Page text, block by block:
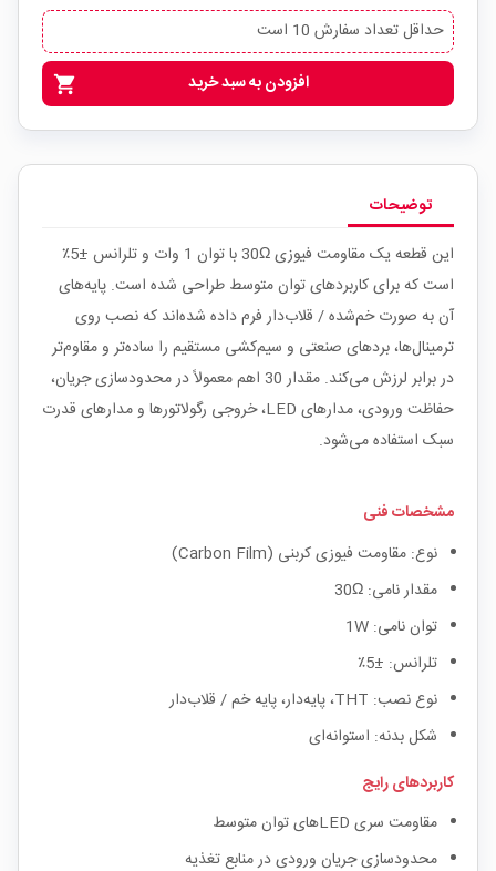
حداقل تعداد سفارش 10 است
shopping_cart افزودن به سبد خرید
توضیحات
این قطعه یک مقاومت فیوزی 30Ω با توان 1 وات و تلرانس ±5٪
است که برای کاربردهای توان متوسط طراحی شده است. پایه‌های
آن به صورت خم‌شده / قلاب‌دار فرم داده شده‌اند که نصب روی
ترمینال‌ها، بردهای صنعتی و سیم‌کشی مستقیم را ساده‌تر و مقاوم‌تر
در برابر لرزش می‌کند. مقدار 30 اهم معمولاً در محدودسازی جریان،
حفاظت ورودی، مدارهای LED، خروجی رگولاتورها و مدارهای قدرت
سبک استفاده می‌شود.
مشخصات فنی
نوع: مقاومت فیوزی کربنی (Carbon Film)
مقدار نامی: 30Ω
توان نامی: 1W
تلرانس: ±5٪
نوع نصب: THT، پایه‌دار، پایه خم / قلاب‌دار
شکل بدنه: استوانه‌ای
کاربردهای رایج
مقاومت سری LEDهای توان متوسط
محدودسازی جریان ورودی در منابع تغذیه